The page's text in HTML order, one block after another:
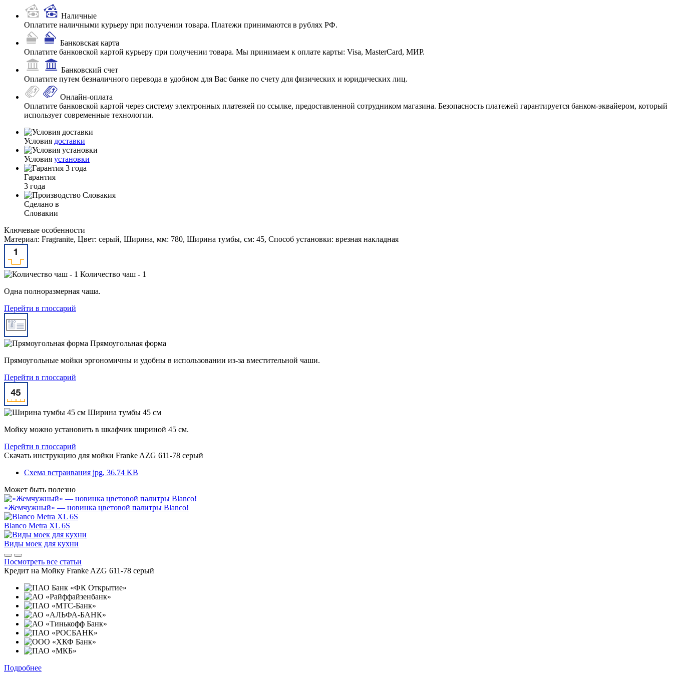
Наличные
Оплатите наличными курьеру при получении товара. Платежи принимаются в рублях РФ.
Банковская карта
Оплатите банковской картой курьеру при получении товара. Мы принимаем к оплате карты: Visa, MasterCard, МИР.
Банковский счет
Оплатите путем безналичного перевода в удобном для Вас банке по счету для физических и юридических лиц.
Онлайн-оплата
Оплатите банковской картой через систему электронных платежей по ссылке, предоставленной сотрудником магазина. Безопасность платежей гарантируется банком-эквайером, который
использует современные технологии.
Условия доставки
Условия установки
Гарантия
3 года
Сделано в
Словакии
Ключевые особенности
Материал: Fragranite, Цвет: серый, Ширина, мм: 780, Ширина тумбы, см: 45, Способ установки: врезная накладная
Количество чаш - 1
Одна полноразмерная чаша.
Перейти в глоссарий
Прямоугольная форма
Прямоугольные мойки эргономичны и удобны в использовании из-за вместительной чаши.
Перейти в глоссарий
Ширина тумбы 45 см
Мойку можно установить в шкафчик шириной 45 см.
Перейти в глоссарий
Скачать инструкцию для мойки Franke AZG 611-78 серый
Схема встраивания jpg, 36.74 KB
Может быть полезно
«Жемчужный» — новинка цветовой палитры Blanco!
Blanco Metra XL 6S
Виды моек для кухни
Посмотреть все статьи
Кредит на Мойку Franke AZG 611-78 серый
Подробнее